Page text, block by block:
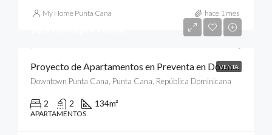
My Home Punta Cana hace 1 mes
VENTA
Proyecto de Apartamentos en Preventa en Downtown, Punta Cana
Downtown Punta Cana, Punta Cana, República Dominicana
2 2 134m²
APARTAMENTOS